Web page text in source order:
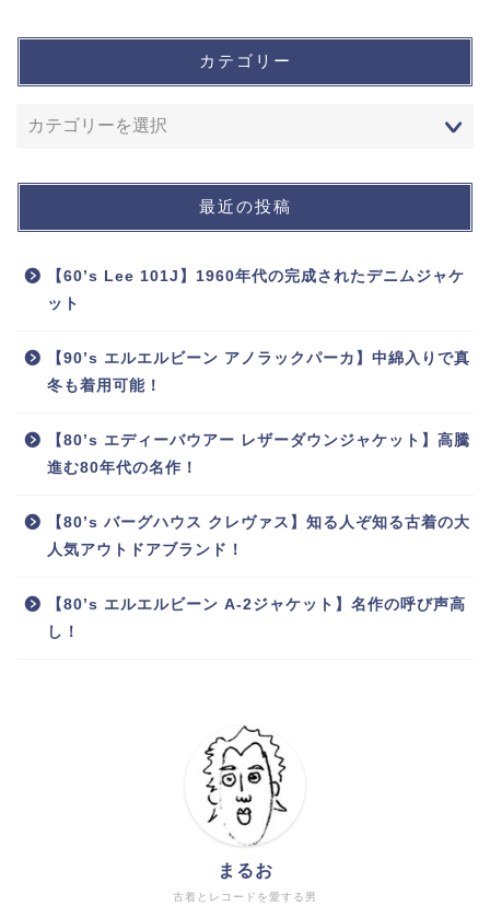
カテゴリー
最近の投稿
【60’s Lee 101J】1960年代の完成されたデニムジャケ
ット
【90’s エルエルビーン アノラックパーカ】中綿入りで真
冬も着用可能！
【80’s エディーバウアー レザーダウンジャケット】高騰
進む80年代の名作！
【80’s バーグハウス クレヴァス】知る人ぞ知る古着の大
人気アウトドアブランド！
【80’s エルエルビーン A-2ジャケット】名作の呼び声高
し！
古着とレコードを愛する男
まるお